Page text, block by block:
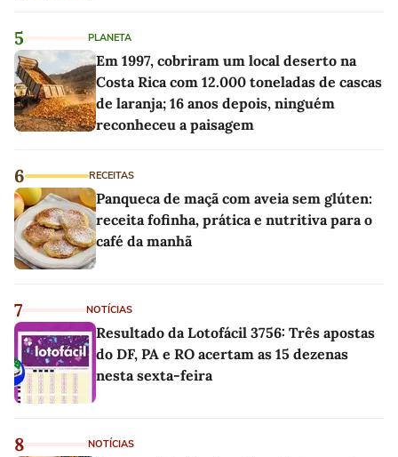
5 PLANETA
Em 1997, cobriram um local deserto na
Costa Rica com 12.000 toneladas de cascas
de laranja; 16 anos depois, ninguém
reconheceu a paisagem
6 RECEITAS
Panqueca de maçã com aveia sem glúten:
receita fofinha, prática e nutritiva para o
café da manhã
7 NOTÍCIAS
Resultado da Lotofácil 3756: Três apostas
do DF, PA e RO acertam as 15 dezenas
nesta sexta-feira
8 NOTÍCIAS